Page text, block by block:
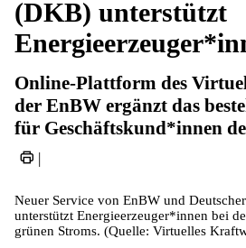
(DKB) unterstützt
Online-Plattform des
der EnBW ergänzt das
für Geschäftskund*innen
|
Neuer Service von EnBW und
unterstützt Energieerzeuger*innen bei
grünen Stroms. (Quelle: Virtuelles